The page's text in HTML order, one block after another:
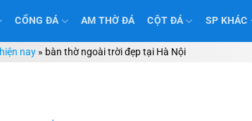
CỔNG ĐÁ AM THỜ ĐÁ CỘT ĐÁ SP KHÁC
nay » bàn thờ ngoài trời đẹp tại Hà Nội